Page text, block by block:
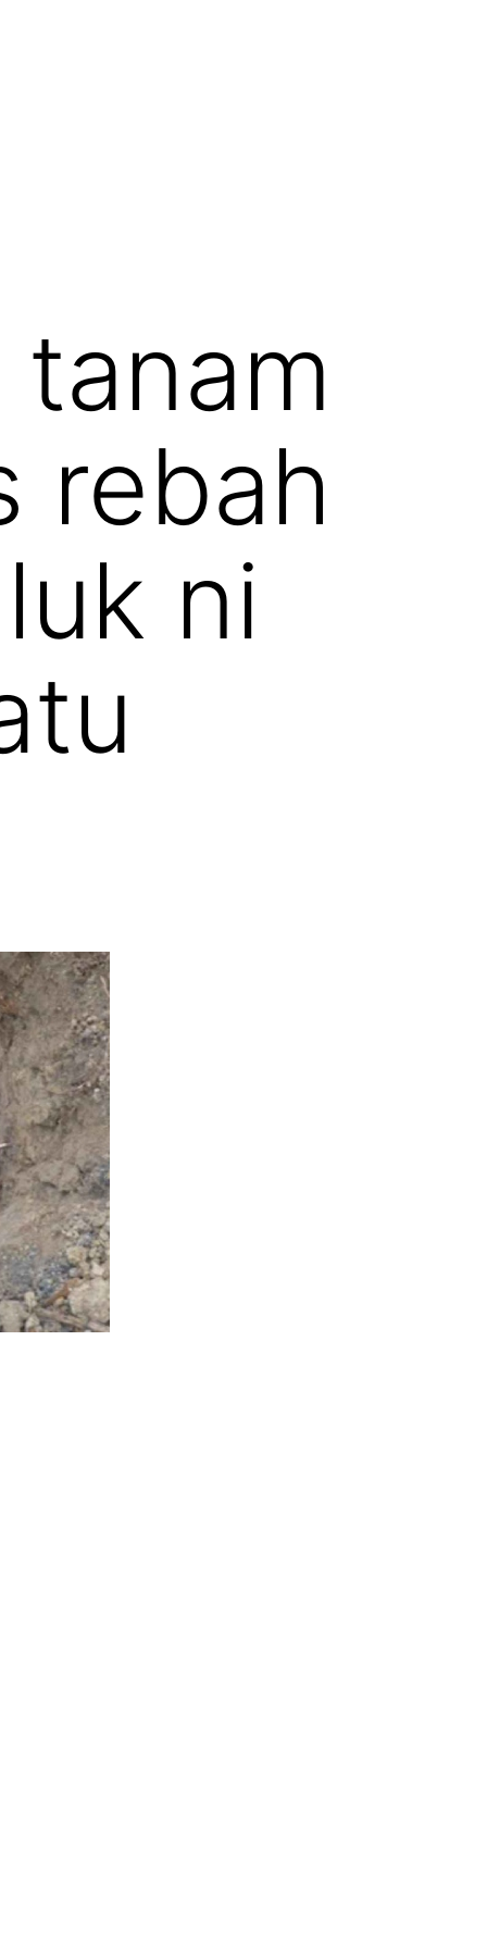
rebah
ni